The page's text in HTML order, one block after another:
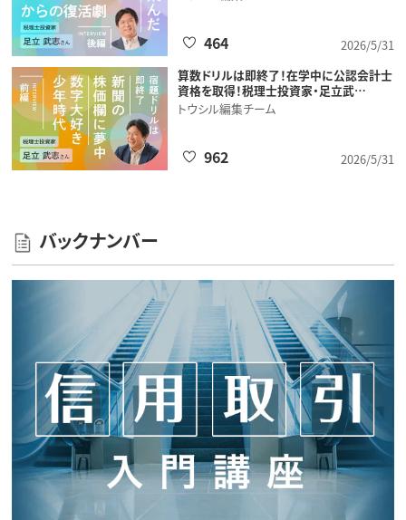
2026/5/31
464
算数ドリルは即終了！在学中に公認会計士
資格を取得！税理士投資家・足立武…
トウシル編集チーム
2026/5/31
962
バックナンバー